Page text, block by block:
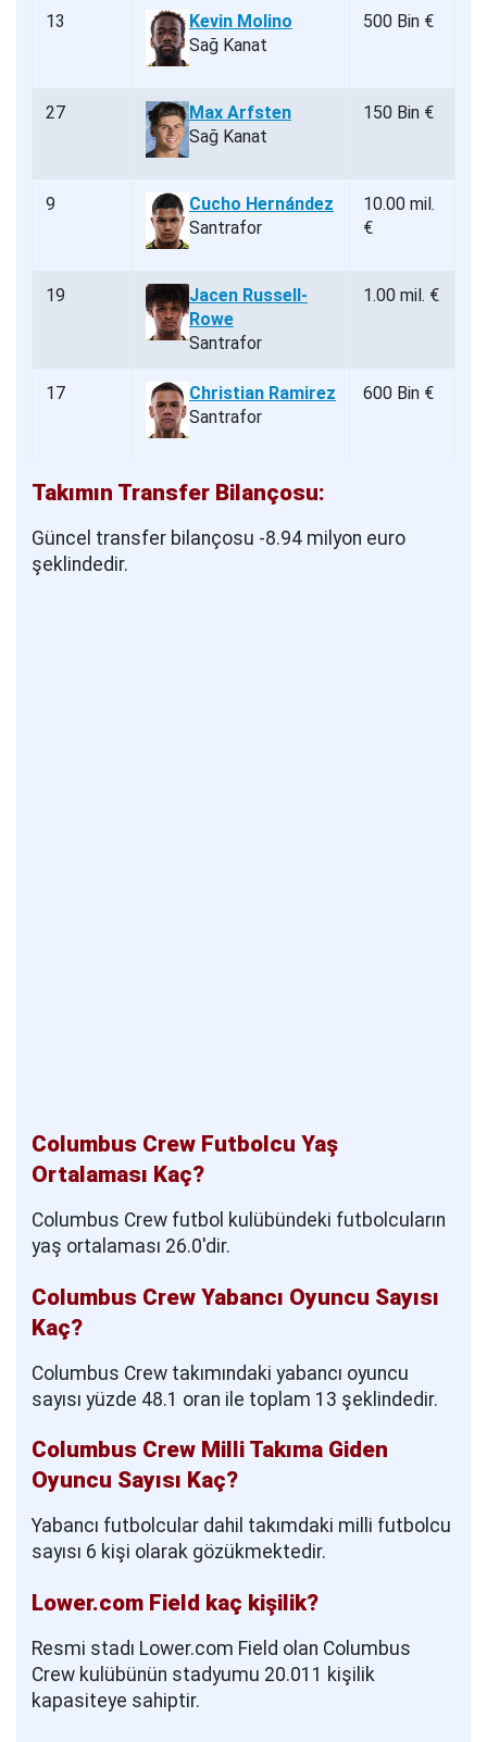
13
Kevin Molino
Sağ Kanat
500 Bin €
27
Max Arfsten
Sağ Kanat
150 Bin €
9
Cucho Hernández
Santrafor
10.00 mil.
€
19
Jacen Russell-
Rowe
Santrafor
1.00 mil. €
17
Christian Ramirez
Santrafor
600 Bin €
Takımın Transfer Bilançosu:
Güncel transfer bilançosu -8.94 milyon euro
şeklindedir.
Columbus Crew Futbolcu Yaş
Ortalaması Kaç?
Columbus Crew futbol kulübündeki futbolcuların
yaş ortalaması 26.0'dir.
Columbus Crew Yabancı Oyuncu Sayısı
Kaç?
Columbus Crew takımındaki yabancı oyuncu
sayısı yüzde 48.1 oran ile toplam 13 şeklindedir.
Columbus Crew Milli Takıma Giden
Oyuncu Sayısı Kaç?
Yabancı futbolcular dahil takımdaki milli futbolcu
sayısı 6 kişi olarak gözükmektedir.
Lower.com Field kaç kişilik?
Resmi stadı Lower.com Field olan Columbus
Crew kulübünün stadyumu 20.011 kişilik
kapasiteye sahiptir.